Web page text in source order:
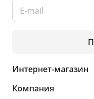
Интернет-магазин
Компания